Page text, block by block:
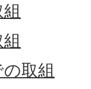
取組